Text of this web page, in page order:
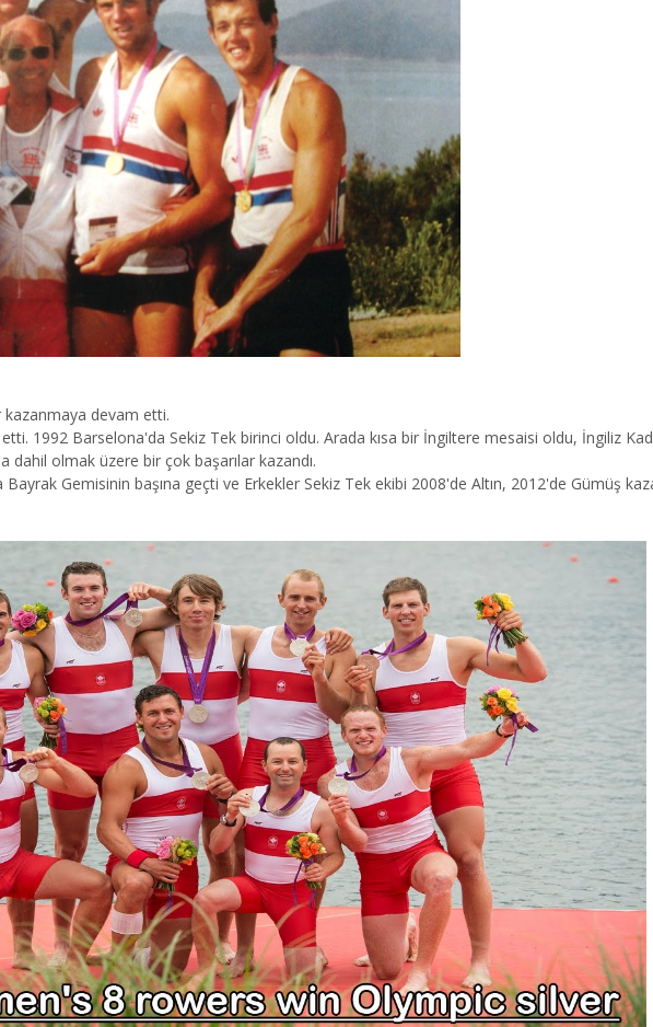
kazanmaya devam etti.
1992 Barselona'da Sekiz Tek birinci oldu. Arada kısa bir İngiltere mesaisi oldu, İngiliz
dahil olmak üzere bir çok başarılar kazandı.
Gemisinin başına geçti ve Erkekler Sekiz Tek ekibi 2008'de Altın, 2012'de Gümüş